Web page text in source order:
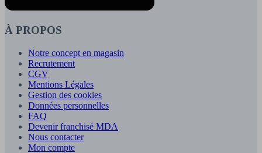
À PROPOS
Notre concept en magasin
Recrutement
CGV
Mentions Légales
Gestion des cookies
Données personnelles
FAQ
Devenir franchisé MDA
Nous contacter
Mon compte